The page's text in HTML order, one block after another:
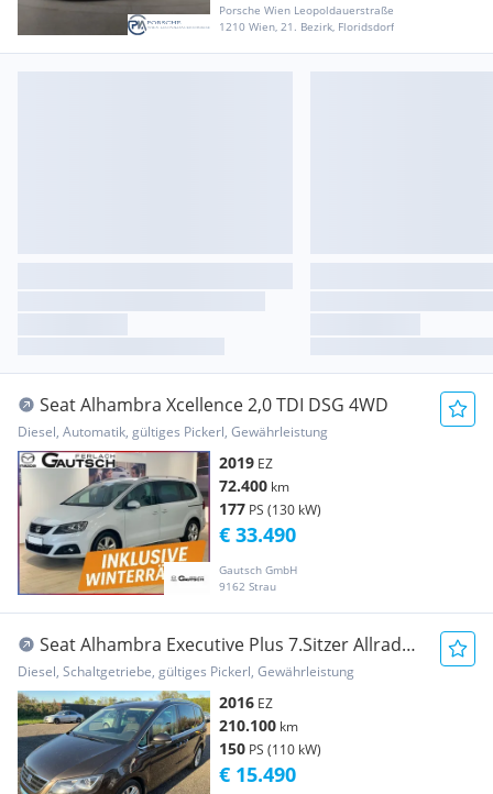
Porsche Wien Leopoldauerstraße
1210 Wien, 21. Bezirk, Floridsdorf
Seat Alhambra Xcellence 2,0 TDI DSG 4WD
Diesel, Automatik, gültiges Pickerl, Gewährleistung
2019 EZ
72.400 km
177 PS (130 kW)
Gautsch GmbH
9162 Strau
€ 33.490
Seat Alhambra Executive Plus 7.Sitzer Allrad
4WD 2,0...
Diesel, Schaltgetriebe, gültiges Pickerl, Gewährleistung
2016 EZ
210.100 km
150 PS (110 kW)
€ 15.490